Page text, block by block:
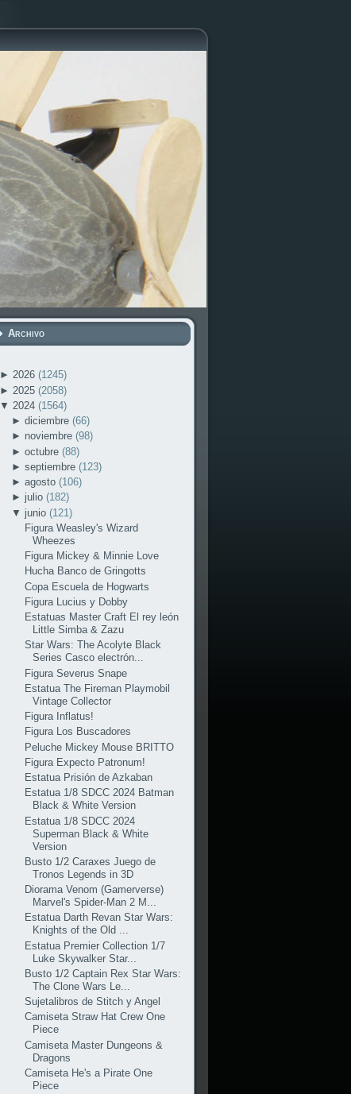
Archivo
► 2026 (1245)
► 2025 (2058)
▼ 2024 (1564)
►diciembre(66)
► noviembre(98)
►octubre(88)
►septiembre(123)
►agosto(106)
► julio(182)
▼ junio(121)
Figura Weasley's Wizard
Wheezes
Figura Mickey & Minnie Love
Hucha Banco de Gringotts
Copa Escuela de Hogwarts
Figura Lucius y Dobby
Estatuas Master Craft El rey león
Little Simba & Zazu
Star Wars: The Acolyte Black
Series Casco electrón...
Figura Severus Snape
Estatua The Fireman Playmobil
Vintage Collector
Figura Inflatus!
Figura Los Buscadores
Peluche Mickey Mouse BRITTO
Figura Expecto Patronum!
Estatua Prisión de Azkaban
Estatua 1/8 SDCC 2024 Batman
Black & White Version
Estatua 1/8 SDCC 2024
Superman Black & White
Version
Busto 1/2 Caraxes Juego de
Tronos Legends in 3D
Diorama Venom (Gamerverse)
Marvel's Spider-Man 2 M...
Estatua Darth Revan Star Wars:
Knights of the Old ...
Estatua Premier Collection 1/7
Luke Skywalker Star...
Busto 1/2 Captain Rex Star Wars:
The Clone Wars Le...
Sujetalibros de Stitch y Angel
Camiseta Straw Hat Crew One
Piece
Camiseta Master Dungeons &
Dragons
Camiseta He's a Pirate One
Piece